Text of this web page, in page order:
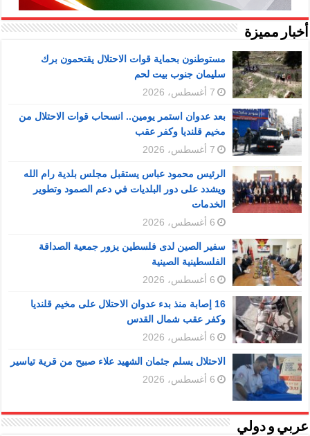
أخبار مميزة
مستوطنون بحماية قوات الاحتلال يقتحمون برك
سليمان جنوب بيت لحم
7 أغسطس، 2026
بعد عدوان استمر يومين.. انسحاب قوات الاحتلال من
مخيم قلنديا وكفر عقب
7 أغسطس، 2026
الرئيس محمود عباس يستقبل مجلس بلدية رام الله
ويشدد على دور البلديات في دعم الصمود وتطوير
الخدمات
6 أغسطس، 2026
سفير الصين لدى فلسطين يزور جمعية الصداقة
الفلسطينية الصينية
6 أغسطس، 2026
16 إصابة منذ بدء عدوان الاحتلال على مخيم قلنديا
وكفر عقب شمال القدس
6 أغسطس، 2026
الاحتلال يسلم جثمان الشهيد علاء صبيح من قرية تياسير
6 أغسطس، 2026
عربي و دولي